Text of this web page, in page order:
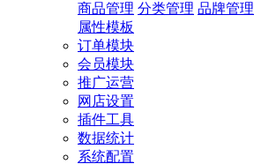
商品管理 分类管理 品牌管理
属性模板
订单模块
会员模块
推广运营
网店设置
插件工具
数据统计
系统配置